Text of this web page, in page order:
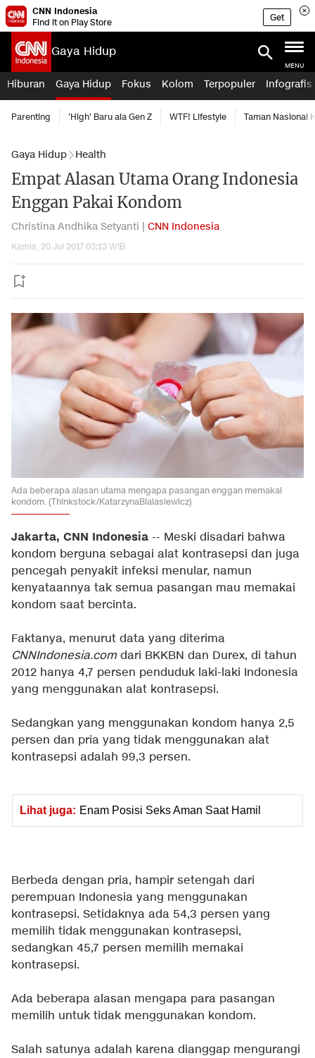
CNN Indonesia
Find it on Play Store
Get
Gaya Hidup
MENU
Hiburan Gaya Hidup Fokus Kolom Terpopuler Infografis
Parenting 'High' Baru ala Gen Z WTF! Lifestyle Taman Nasional
Gaya Hidup Health
Empat Alasan Utama Orang Indonesia
Enggan Pakai Kondom
Christina Andhika Setyanti | CNN Indonesia
Kamis, 20 Jul 2017 03:13 WIB
Ada beberapa alasan utama mengapa pasangan enggan memakai
kondom. (Thinkstock/KatarzynaBialasiewicz)
Jakarta, CNN Indonesia -- Meski disadari bahwa
kondom berguna sebagai alat kontrasepsi dan juga
pencegah penyakit infeksi menular, namun
kenyataannya tak semua pasangan mau memakai
kondom saat bercinta.
Faktanya, menurut data yang diterima
CNNIndonesia.comdari BKKBN dan Durex, di tahun
2012 hanya 4,7 persen penduduk laki-laki Indonesia
yang menggunakan alat kontrasepsi.
Sedangkan yang menggunakan kondom hanya 2,5
persen dan pria yang tidak menggunakan alat
kontrasepsi adalah 99,3 persen.
Lihat juga: Enam Posisi Seks Aman Saat Hamil
Berbeda dengan pria, hampir setengah dari
perempuan Indonesia yang menggunakan
kontrasepsi. Setidaknya ada 54,3 persen yang
memilih tidak menggunakan kontrasepsi,
sedangkan 45,7 persen memilih memakai
kontrasepsi.
Ada beberapa alasan mengapa para pasangan
memilih untuk tidak menggunakan kondom.
Salah satunya adalah karena dianggap mengurangi